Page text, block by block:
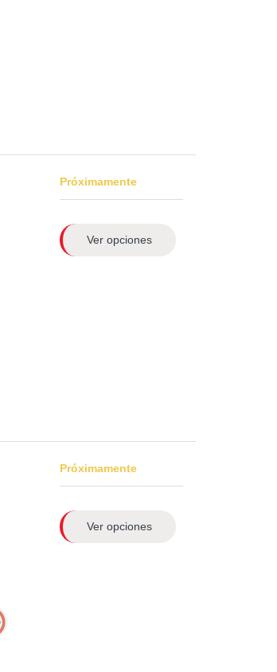
Próximamente
Ver opciones
Próximamente
Ver opciones